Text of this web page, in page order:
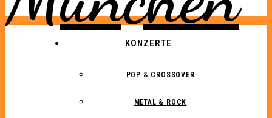
KONZERTE
POP & CROSSOVER
METAL & ROCK